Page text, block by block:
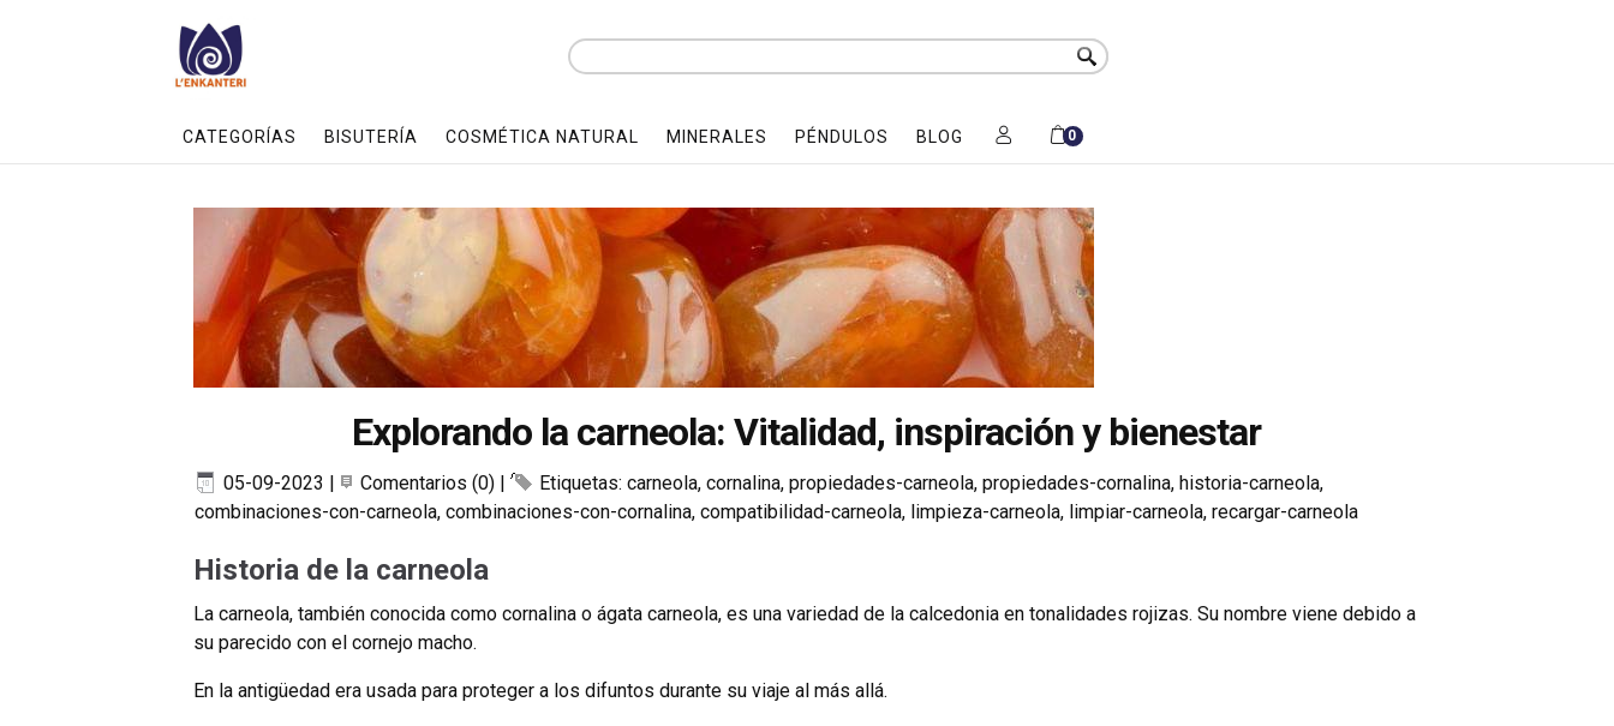
CATEGORÍAS BISUTERÍA COSMÉTICA NATURAL MINERALES PÉNDULOS BLOG 0
Explorando la carneola: Vitalidad, inspiración y bienestar
05-09-2023 | Comentarios (0)| Etiquetas: carneola, cornalina, propiedades-carneola, propiedades-cornalina, historia-carneola,
combinaciones-con-carneola, combinaciones-con-cornalina, compatibilidad-carneola, limpieza-carneola, limpiar-carneola, recargar-carneola
Historia de la carneola
La carneola, también conocida como cornalina o ágata carneola, es una variedad de la calcedonia en tonalidades rojizas. Su nombre viene debido a
su parecido con el cornejo macho.
En la antigüedad era usada para proteger a los difuntos durante su viaje al más allá.